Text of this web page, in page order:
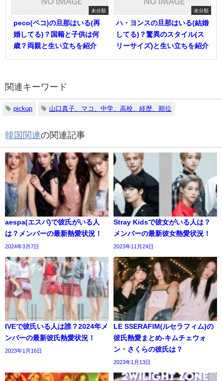
未分類
peco(ペコ)の旦那はいる(再
婚してる)？国籍と子供は何
歳？両親と生い立ちを紹介
未分類
ハ・ヨンスの旦那はいる(結婚
してる)？驚異のスタイル(ス
リーサイズ)と生い立ちを紹介
関連キーワード
pickup 山口真子、マコ、中学、高校、経歴、順位
韓国関連の関連記事
aespa(エスパ)で彼氏がいる人
は？メンバーの最新熱愛状況！
2024年3月7日
Stray Kidsで彼女がいる人は？
メンバーの最新彼女熱愛状況！
2023年11月24日
IVEで彼氏いる人は誰？2024年メ
ンバーの最新彼氏熱愛状況！
2023年1月16日
LE SSERAFIM(ルセラフィム)の
彼氏熱愛まとめ-キムチェウォ
ン・さくらの彼氏は？
2023年1月13日